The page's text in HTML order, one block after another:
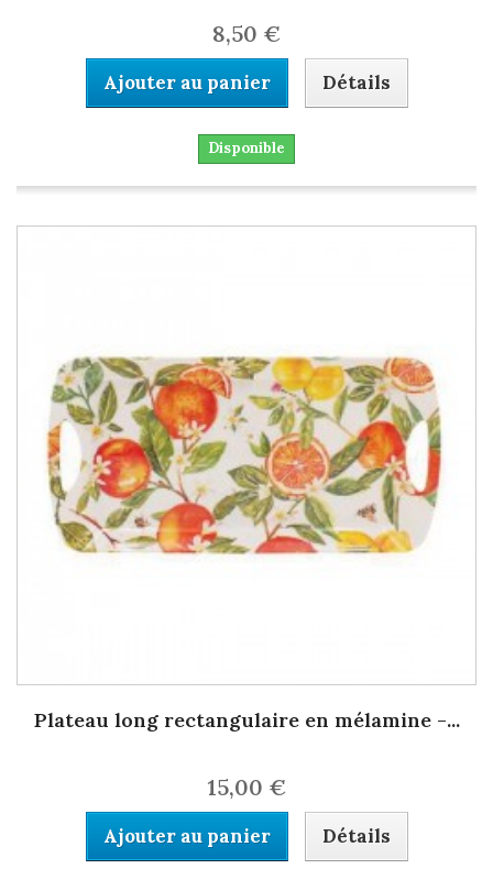
8,50 €
Ajouter au panier Détails
Disponible
Plateau long rectangulaire en mélamine -...
15,00 €
Ajouter au panier Détails